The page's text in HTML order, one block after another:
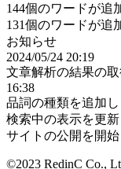
144個のワードが追
131個のワードが追
お知らせ
2024/05/24 20:19
文章解析の結果の
16:38
品詞の種類を追加
検索中の表示を更
サイトの公開を開
©2023 RedinC Co.,